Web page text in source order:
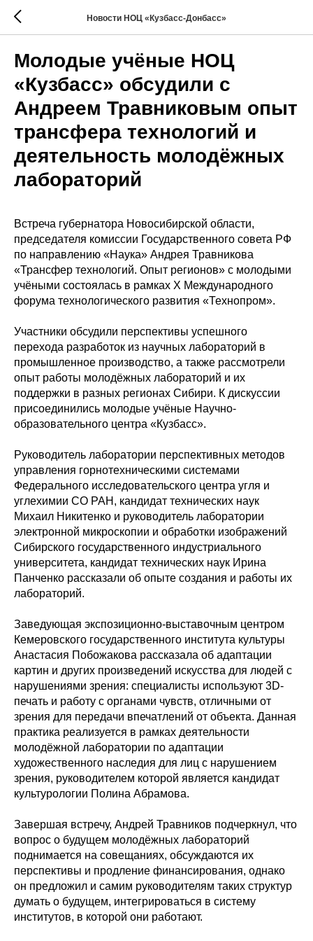
Новости НОЦ «Кузбасс-Донбасс»
Молодые учёные НОЦ
«Кузбасс» обсудили с
Андреем Травниковым опыт
трансфера технологий и
деятельность молодёжных
лабораторий
Встреча губернатора Новосибирской области,
председателя комиссии Государственного совета РФ
по направлению «Наука» Андрея Травникова
«Трансфер технологий. Опыт регионов» с молодыми
учёными состоялась в рамках Х Международного
форума технологического развития «Технопром».
Участники обсудили перспективы успешного
перехода разработок из научных лабораторий в
промышленное производство, а также рассмотрели
опыт работы молодёжных лабораторий и их
поддержки в разных регионах Сибири. К дискуссии
присоединились молодые учёные Научно-
образовательного центра «Кузбасс».
Руководитель лаборатории перспективных методов
управления горнотехническими системами
Федерального исследовательского центра угля и
углехимии СО РАН, кандидат технических наук
Михаил Никитенко и руководитель лаборатории
электронной микроскопии и обработки изображений
Сибирского государственного индустриального
университета, кандидат технических наук Ирина
Панченко рассказали об опыте создания и работы их
лабораторий.
Заведующая экспозиционно-выставочным центром
Кемеровского государственного института культуры
Анастасия Побожакова рассказала об адаптации
картин и других произведений искусства для людей с
нарушениями зрения: специалисты используют 3D-
печать и работу с органами чувств, отличными от
зрения для передачи впечатлений от объекта. Данная
практика реализуется в рамках деятельности
молодёжной лаборатории по адаптации
художественного наследия для лиц с нарушением
зрения, руководителем которой является кандидат
культурологии Полина Абрамова.
Завершая встречу, Андрей Травников подчеркнул, что
вопрос о будущем молодёжных лабораторий
поднимается на совещаниях, обсуждаются их
перспективы и продление финансирования, однако
он предложил и самим руководителям таких структур
думать о будущем, интегрироваться в систему
институтов, в которой они работают.